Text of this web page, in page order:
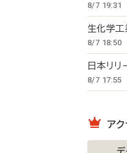
8/7 19:31
生化学
8/7 18:50
日本リ
8/7 17:55
ア
デ